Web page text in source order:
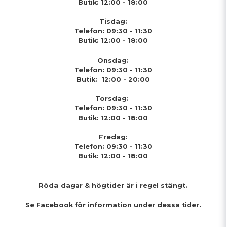
Butik: 12:00 - 18:00
Tisdag:
Telefon: 09:30 - 11:30
Butik: 12:00 - 18:00
Onsdag:
Telefon: 09:30 - 11:30
Butik: 12:00 - 20:00
Torsdag:
Telefon: 09:30 - 11:30
Butik: 12:00 - 18:00
Fredag:
Telefon: 09:30 - 11:30
Butik: 12:00 - 18:00
Röda dagar & högtider är i regel stängt.
Se Facebook för information under dessa tider.